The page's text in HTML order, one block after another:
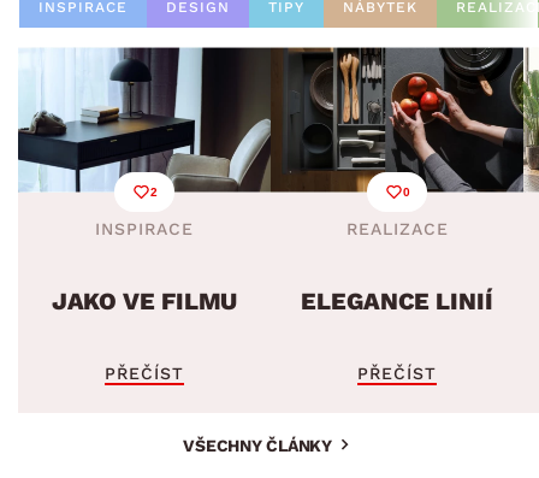
INSPIRACE DESIGN TIPY NÁBYTEK
2
INSPIRACE
JAKO VE FILMU
PŘEČÍST
0
REALIZACE
ELEGANCE LINIÍ
PŘEČÍST
VŠECHNY ČLÁNKY